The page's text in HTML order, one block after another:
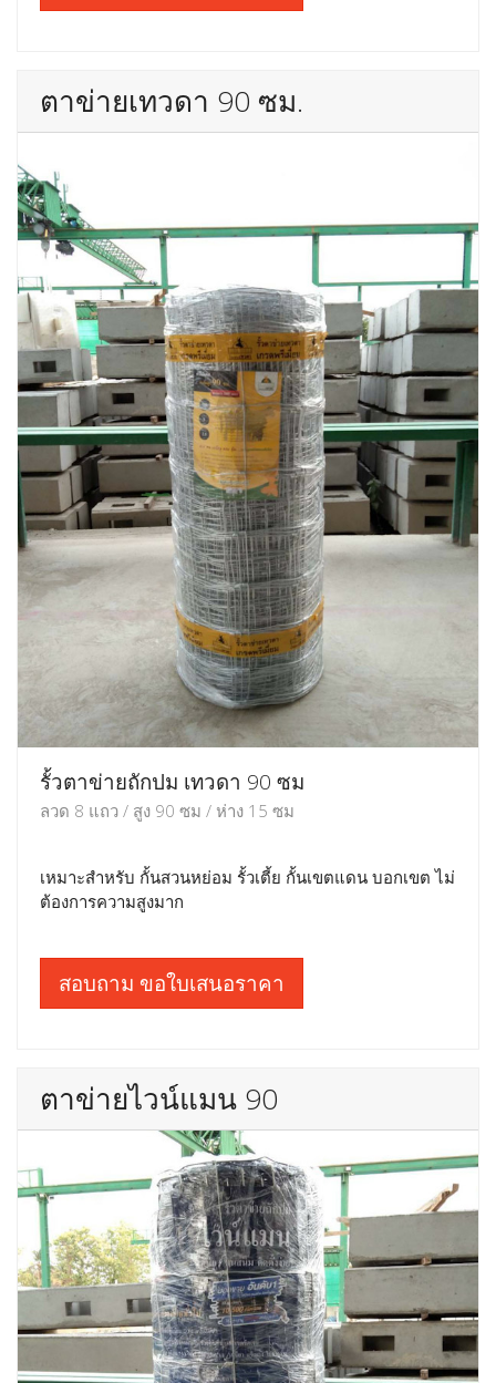
ตาข่ายเทวดา 90 ซม.
รั้วตาข่ายถักปม เทวดา 90 ซม
ลวด 8 แถว / สูง 90 ซม / ห่าง 15 ซม
เหมาะสำหรับ กั้นสวนหย่อม รั้วเตี้ย กั้นเขตแดน บอกเขต ไม่
ต้องการความสูงมาก
สอบถาม ขอใบเสนอราคา
ตาข่ายไวน์แมน 90